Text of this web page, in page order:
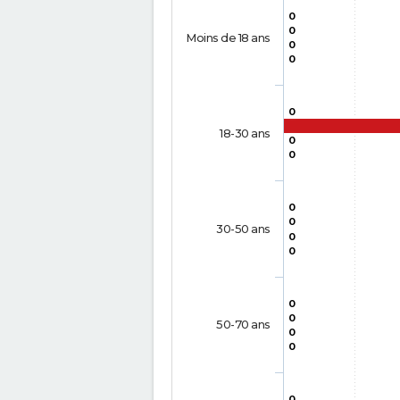
0
0
0
0
0
0
0
0
0
0
0
0
0
0
0
Moins de 18 ans
18-30 ans
30-50 ans
50-70 ans